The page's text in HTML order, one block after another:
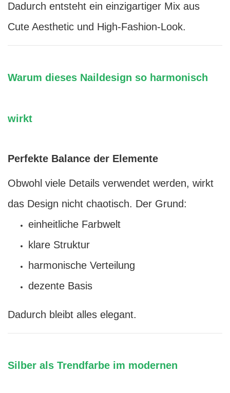
Dadurch entsteht ein einzigartiger Mix aus
Cute Aesthetic und High-Fashion-Look.
Warum dieses Naildesign so harmonisch
wirkt
Perfekte Balance der Elemente
Obwohl viele Details verwendet werden, wirkt
das Design nicht chaotisch. Der Grund:
einheitliche Farbwelt
klare Struktur
harmonische Verteilung
dezente Basis
Dadurch bleibt alles elegant.
Silber als Trendfarbe im modernen